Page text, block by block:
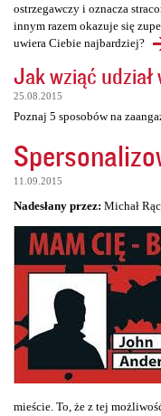
ostrzegawczy i oznacza
innym razem okazuje się
uwiera Ciebie najbardziej?
Jak wziąć
25.08.2015
Poznaj 5 sposobów na
11.09.2015
Nadesłany przez: Michał
mieście. To, że z tej